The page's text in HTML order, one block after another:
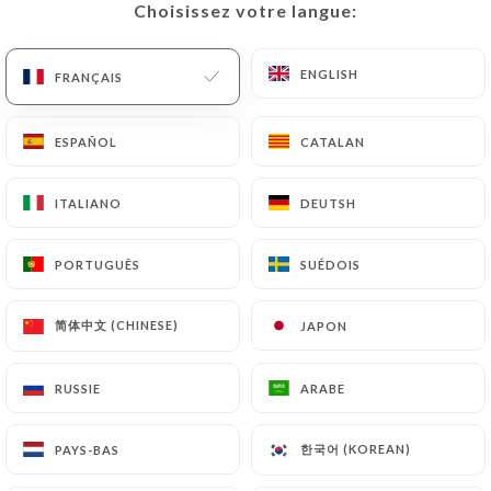
Choisissez votre langue:
FRANÇAIS ENGLISH
ESPAÑOL CATALAN
ITALIANO DEUTSH
PORTUGUÊS SUÉDOIS
简体中文 (CHINESE) JAPON
RUSSIE ARABE
PAYS-BAS 한국어 (KOREAN)
ACCUEIL/CONTACT
L'Atelier 72
Choisissez votre langue:
FRANÇAIS ENGLISH
ESPAÑOL CATALAN
ITALIANO DEUTSH
PORTUGUÊS SUÉDOIS
简体中文 (CHINESE) JAPON
RUSSIE ARABE
PAYS-BAS 한국어 (KOREAN)